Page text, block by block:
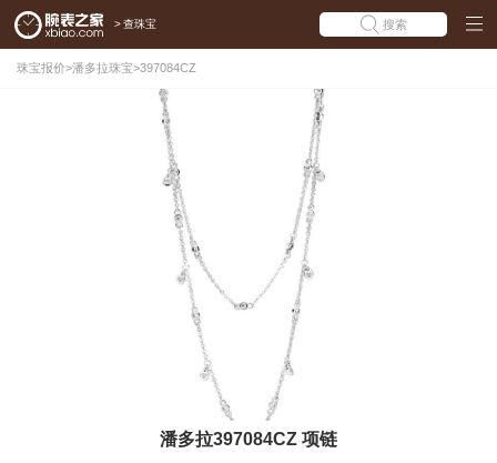
> 查珠宝 搜索
珠宝报价>潘多拉珠宝>397084CZ
潘多拉397084CZ 项链